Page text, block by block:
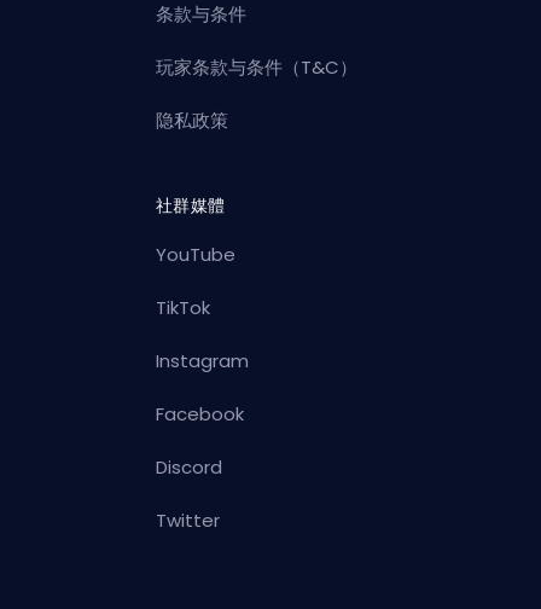
条款与条件
玩家条款与条件（T&C）
隐私政策
社群媒體
YouTube
TikTok
Instagram
Facebook
Discord
Twitter